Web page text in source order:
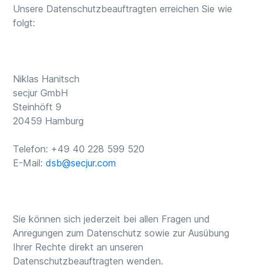
Unsere Datenschutzbeauftragten erreichen Sie wie
folgt:
Niklas Hanitsch
secjur GmbH
Steinhöft 9
20459 Hamburg
Telefon: +49 40 228 599 520
E-Mail:dsb@secjur.com
Sie können sich jederzeit bei allen Fragen und
Anregungen zum Datenschutz sowie zur Ausübung
Ihrer Rechte direkt an unseren
Datenschutzbeauftragten wenden.